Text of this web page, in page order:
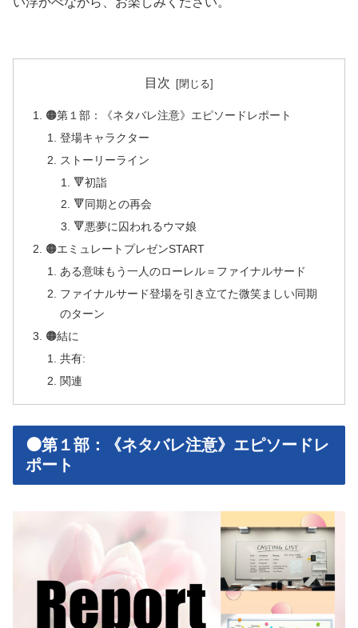
目次
🟠第１部：《ネタバレ注意》エピソードレポート
登場キャラクター
ストーリーライン
🔻初詣
🔻同期との再会
🔻悪夢に囚われるウマ娘
🟠エミュレートプレゼンSTART
ある意味もう一人のローレル＝ファイナルサード
ファイナルサード登場を引き立てた微笑ましい同期
のターン
🟠結に
共有:
関連
🟠第１部：《ネタバレ注意》エピソードレ
ポート